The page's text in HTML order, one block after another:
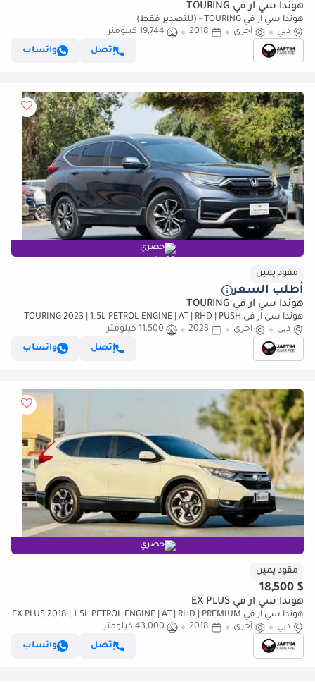
هوندا سي آر في TOURING
هوندا سي آر في TOURING - (للتصدير فقط)
دبي
أخرى 2018
19,744 كيلومتر
إتصل
واتساب
حصري
مقود يمين
أطلب السعر
هوندا سي آر في TOURING
هوندا سي آر في TOURING 2023 | 1.5L PETROL ENGINE | AT | RHD | PUSH
دبي أخرى 2023
11,500 كيلومتر
إتصل
واتساب
حصري
مقود يمين
$ 18,500
هوندا سي آر في EX PLUS
هوندا سي آر في EX PLUS 2018 | 1.5L PETROL ENGINE | AT | RHD | PREMIUM
دبي أخرى 2018
43,000 كيلومتر
إتصل
واتساب